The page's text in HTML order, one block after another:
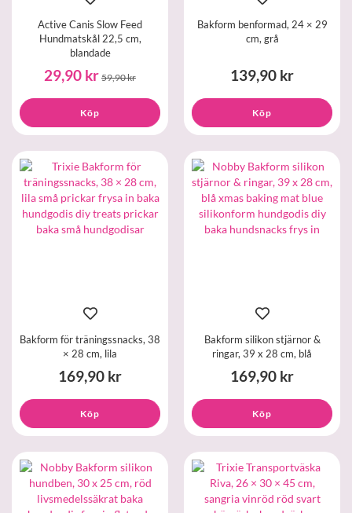
Active Canis Slow Feed
Hundmatskål 22,5 cm,
blandade
29,90 kr 59,90 kr
Köp
Bakform benformad, 24 × 29
cm, grå
139,90 kr
Köp
Bakform för träningssnacks, 38
× 28 cm, lila
169,90 kr
Köp
Bakform silikon stjärnor &
ringar, 39 x 28 cm, blå
169,90 kr
Köp